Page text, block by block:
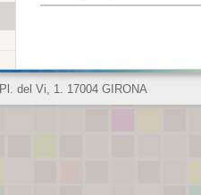
Pl. del Vi, 1. 17004 GIRONA